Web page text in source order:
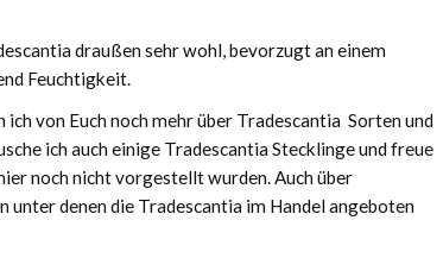
draußen sehr wohl, bevorzugt an einem
Feuchtigkeit.
ich von Euch noch mehr über Tradescantia Sorten und
ich auch einige Tradescantia Stecklinge und freue
noch nicht vorgestellt wurden. Auch über
denen die Tradescantia im Handel angeboten